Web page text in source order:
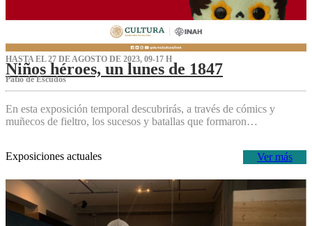
HASTA EL 27 DE AGOSTO DE 2023, 09-17 H
Niños héroes, un lunes de 1847
Patio de Escudos
En esta exposición temporal descubrirás, a través de cómics y
muñecos de fieltro, los sucesos y batallas que formaron…
Ver más
Exposiciones actuales